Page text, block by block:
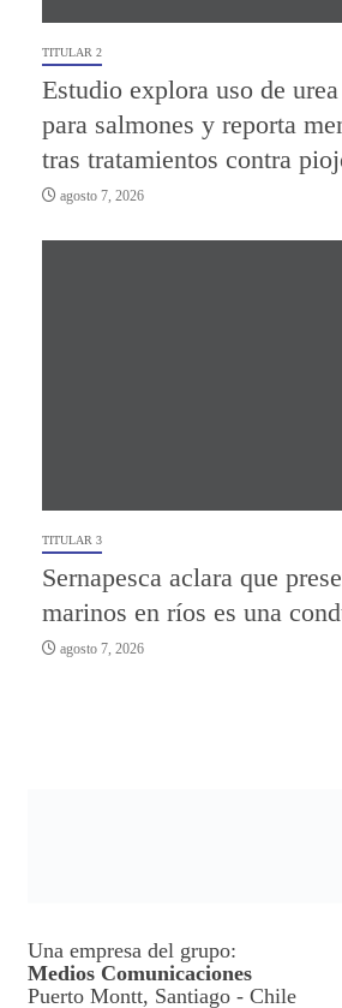
TITULAR 2
Estudio explora uso de
para salmones y reporta
tras tratamientos contra
agosto 7, 2026
TITULAR 3
Sernapesca aclara que
marinos en ríos es una
agosto 7, 2026
Una empresa del grupo:
Medios Comunicaciones
Puerto Montt, Santiago - Chile